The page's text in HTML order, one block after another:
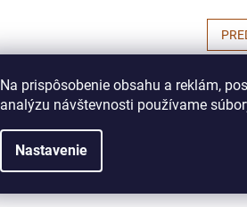
Na prispôsobenie obsahu a reklám,
analýzu návštevnosti používame
Nastavenie